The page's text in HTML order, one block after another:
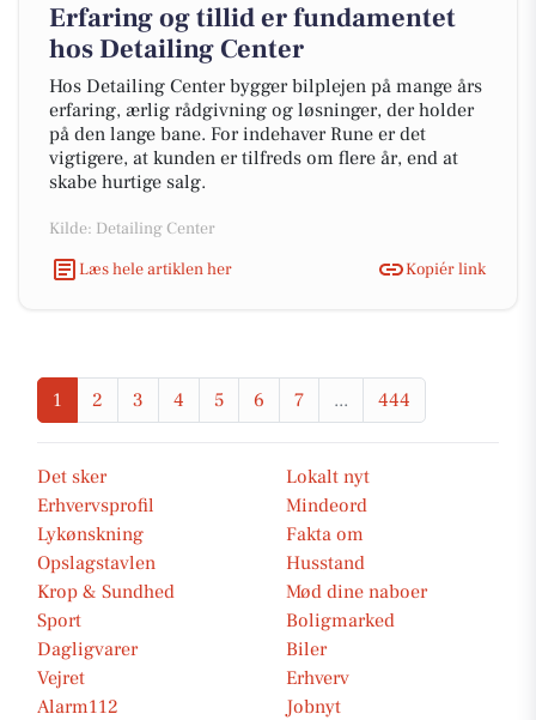
Erfaring og tillid er fundamentet
hos Detailing Center
Hos Detailing Center bygger bilplejen på mange års
erfaring, ærlig rådgivning og løsninger, der holder
på den lange bane. For indehaver Rune er det
vigtigere, at kunden er tilfreds om flere år, end at
skabe hurtige salg.
Kilde: Detailing Center
Læs hele artiklen her
Kopiér link
1 2 3 4 5 6 7 ... 444
Det sker
Lokalt nyt
Erhvervsprofil
Mindeord
Lykønskning
Fakta om
Opslagstavlen
Husstand
Krop & Sundhed
Mød dine naboer
Sport
Boligmarked
Dagligvarer
Biler
Vejret
Erhverv
Alarm112
Jobnyt